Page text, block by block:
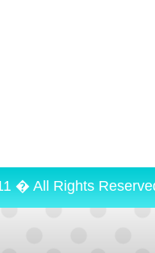
� All Rights